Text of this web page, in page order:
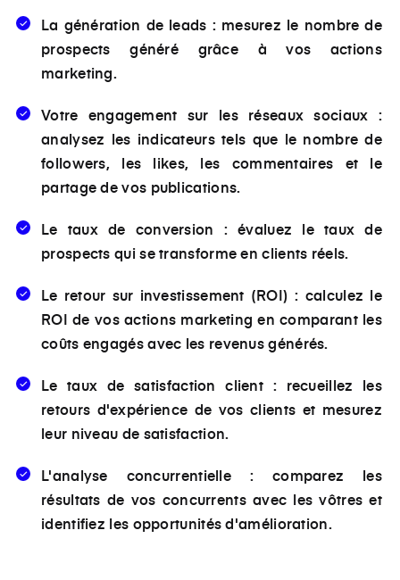
La génération de leads : mesurez le nombre de
prospects généré grâce à vos actions
marketing.
Votre engagement sur les réseaux sociaux :
analysez les indicateurs tels que le nombre de
followers, les likes, les commentaires et le
partage de vos publications.
Le taux de conversion : évaluez le taux de
prospects qui se transforme en clients réels.
Le retour sur investissement (ROI) : calculez le
ROI de vos actions marketing en comparant les
coûts engagés avec les revenus générés.
Le taux de satisfaction client : recueillez les
retours d'expérience de vos clients et mesurez
leur niveau de satisfaction.
L'analyse concurrentielle : comparez les
résultats de vos concurrents avec les vôtres et
identifiez les opportunités d'amélioration.